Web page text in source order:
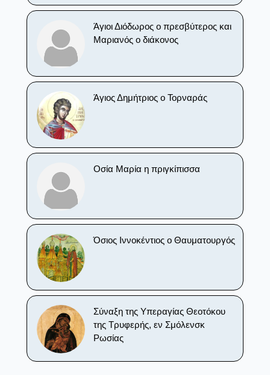
Άγιοι Διόδωρος ο πρεσβύτερος και
Μαριανός ο διάκονος
Άγιος Δημήτριος ο Τορναράς
Οσία Μαρία η πριγκίπισσα
Όσιος Ιννοκέντιος ο Θαυματουργός
Σύναξη της Υπεραγίας Θεοτόκου
της Τρυφερής, εν Σμόλενσκ
Ρωσίας